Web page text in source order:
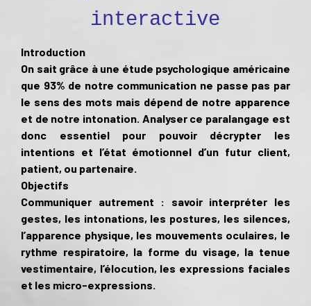
interactive
Introduction
On sait grâce à une étude psychologique américaine
que 93% de notre communication ne passe pas par
le sens des mots mais dépend de notre apparence
et de notre intonation. Analyser ce paralangage est
donc essentiel pour pouvoir décrypter les
intentions et l’état émotionnel d’un futur client,
patient, ou partenaire.
Objectifs
Communiquer autrement : savoir interpréter les
gestes, les intonations, les postures, les silences,
l’apparence physique, les mouvements oculaires, le
rythme respiratoire, la forme du visage, la tenue
vestimentaire, l’élocution, les expressions faciales
et les micro-expressions.